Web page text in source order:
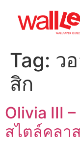
Tag: ว
สิก
Olivia III –
สไตล์คลา